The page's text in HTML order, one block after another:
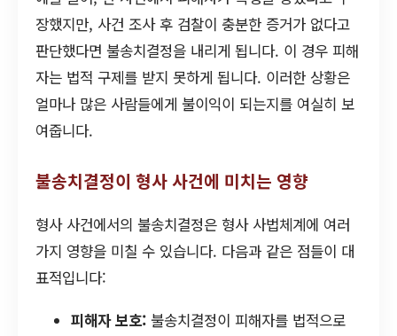
장했지만, 사건 조사 후 검찰이 충분한 증거가 없다고
판단했다면 불송치결정을 내리게 됩니다. 이 경우 피해
자는 법적 구제를 받지 못하게 됩니다. 이러한 상황은
얼마나 많은 사람들에게 불이익이 되는지를 여실히 보
여줍니다.
불송치결정이 형사 사건에 미치는 영향
형사 사건에서의 불송치결정은 형사 사법체계에 여러
가지 영향을 미칠 수 있습니다. 다음과 같은 점들이 대
표적입니다:
피해자 보호: 불송치결정이 피해자를 법적으로